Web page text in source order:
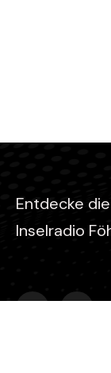
Entdecke
Inselradio